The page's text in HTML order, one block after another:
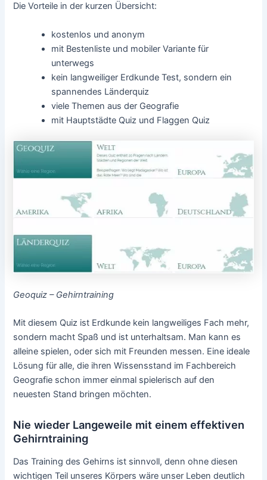
Die Vorteile in der kurzen Übersicht:
kostenlos und anonym
mit Bestenliste und mobiler Variante für
unterwegs
kein langweiliger Erdkunde Test, sondern ein
spannendes Länderquiz
viele Themen aus der Geografie
mit Hauptstädte Quiz und Flaggen Quiz
Geoquiz – Gehirntraining
Mit diesem Quiz ist Erdkunde kein langweiliges Fach mehr,
sondern macht Spaß und ist unterhaltsam. Man kann es
alleine spielen, oder sich mit Freunden messen. Eine ideale
Lösung für alle, die ihren Wissensstand im Fachbereich
Geografie schon immer einmal spielerisch auf den
neuesten Stand bringen möchten.
Nie wieder Langeweile mit einem effektiven
Gehirntraining
Das Training des Gehirns ist sinnvoll, denn ohne diesen
wichtigen Teil unseres Körpers wäre unser Leben deutlich